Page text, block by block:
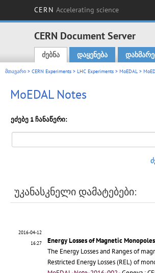
CERN Accelerating science
CERN Document Server
Main menu
ძებნა დაყენება
მთავარი > CERN Experiments > LHC Experiments > MoEDAL >
MoEDAL Notes
ეძებე 1 ჩანაწერი:
უკანასკნელი დამატებები:
2016-04-12
16:27
Energy Losses of Magnetic
The Energy Losses and Ranges of
Restricted Energy Losses (REL) of